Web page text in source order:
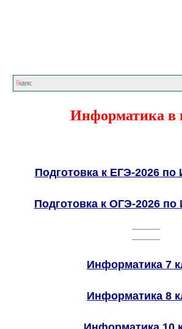
Информатикав
Подготовка к ЕГЭ-2026
Подготовка к ОГЭ-2026
Информатика 7
Информатика 8